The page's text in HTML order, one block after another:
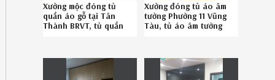
Xưởng mộc đóng tủ
quần áo gỗ tại Tân
Thành BRVT, tủ quần
086.789.5828
Xưởng đóng tủ áo âm
tường Phường 11 Vũng
Tàu, tủ áo âm tường